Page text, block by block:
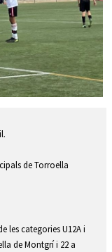
de Torroella
les categories U12A i
de Montgrí i 22 a